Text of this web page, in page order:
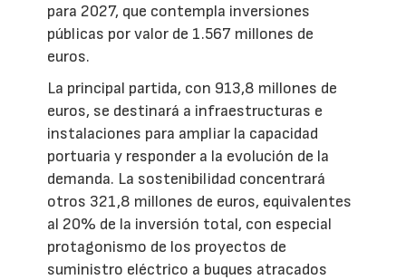
para 2027, que contempla inversiones
públicas por valor de 1.567 millones de
euros.
La principal partida, con 913,8 millones de
euros, se destinará a infraestructuras e
instalaciones para ampliar la capacidad
portuaria y responder a la evolución de la
demanda. La sostenibilidad concentrará
otros 321,8 millones de euros, equivalentes
al 20% de la inversión total, con especial
protagonismo de los proyectos de
suministro eléctrico a buques atracados